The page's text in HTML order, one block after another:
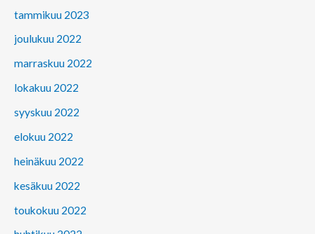
tammikuu 2023
joulukuu 2022
marraskuu 2022
lokakuu 2022
syyskuu 2022
elokuu 2022
heinäkuu 2022
kesäkuu 2022
toukokuu 2022